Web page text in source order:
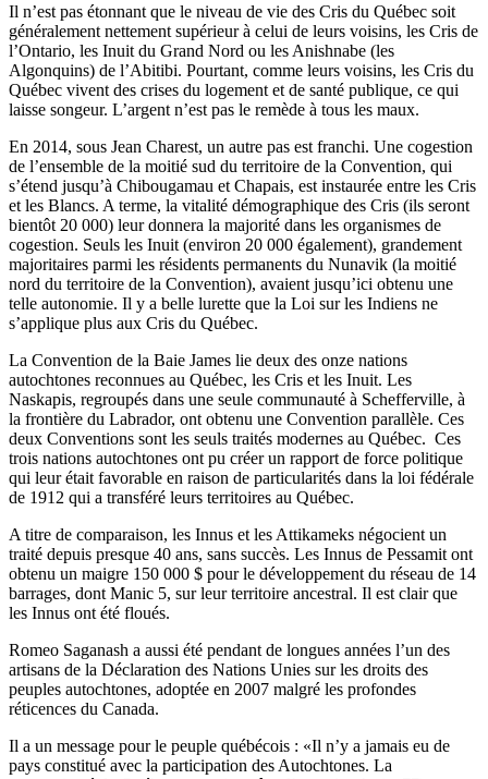
Il n’est pas étonnant que le niveau de vie des Cris du Québec soit
généralement nettement supérieur à celui de leurs voisins, les Cris de
l’Ontario, les Inuit du Grand Nord ou les Anishnabe (les
Algonquins) de l’Abitibi. Pourtant, comme leurs voisins, les Cris du
Québec vivent des crises du logement et de santé publique, ce qui
laisse songeur. L’argent n’est pas le remède à tous les maux.
En 2014, sous Jean Charest, un autre pas est franchi. Une cogestion
de l’ensemble de la moitié sud du territoire de la Convention, qui
s’étend jusqu’à Chibougamau et Chapais, est instaurée entre les Cris
et les Blancs. A terme, la vitalité démographique des Cris (ils seront
bientôt 20 000) leur donnera la majorité dans les organismes de
cogestion. Seuls les Inuit (environ 20 000 également), grandement
majoritaires parmi les résidents permanents du Nunavik (la moitié
nord du territoire de la Convention), avaient jusqu’ici obtenu une
telle autonomie. Il y a belle lurette que la Loi sur les Indiens ne
s’applique plus aux Cris du Québec.
La Convention de la Baie James lie deux des onze nations
autochtones reconnues au Québec, les Cris et les Inuit. Les
Naskapis, regroupés dans une seule communauté à Schefferville, à
la frontière du Labrador, ont obtenu une Convention parallèle. Ces
deux Conventions sont les seuls traités modernes au Québec. Ces
trois nations autochtones ont pu créer un rapport de force politique
qui leur était favorable en raison de particularités dans la loi fédérale
de 1912 qui a transféré leurs territoires au Québec.
A titre de comparaison, les Innus et les Attikameks négocient un
traité depuis presque 40 ans, sans succès. Les Innus de Pessamit ont
obtenu un maigre 150 000 $ pour le développement du réseau de 14
barrages, dont Manic 5, sur leur territoire ancestral. Il est clair que
les Innus ont été floués.
Romeo Saganash a aussi été pendant de longues années l’un des
artisans de la Déclaration des Nations Unies sur les droits des
peuples autochtones, adoptée en 2007 malgré les profondes
réticences du Canada.
Il a un message pour le peuple québécois : «Il n’y a jamais eu de
pays constitué avec la participation des Autochtones. La